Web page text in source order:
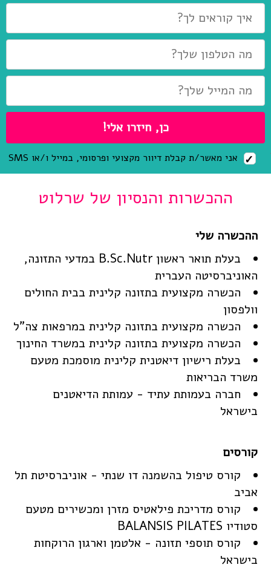
אני מאשר/ת קבלת דיוור מקצועי ופרסומי, במייל ו/או SMS
ההכשרות והנסיון של שרלוט
בעלת תואר ראשון B.Sc.Nutr במדעי התזונה,
האוניברסיטה העברית
הכשרה מקצועית בתזונה קלינית בבית החולים
וולפסון
הכשרה מקצועית בתזונה קלינית במרפאות צה"ל
הכשרה מקצועית בתזונה קלינית במשרד החינוך
בעלת רישיון דיאטנית קלינית מוסמכת מטעם
משרד הבריאות
חברה בעמותת עתיד - עמותת הדיאטנים
בישראל
קורס טיפול בהשמנה דו שנתי - אוניברסיטת תל
אביב
קורס מדריכת פילאטיס מזרן ומכשירים מטעם
סטודיו BALANSIS PILATES
קורס תוספי תזונה - אלטמן וארגון הרוקחות
בישראל